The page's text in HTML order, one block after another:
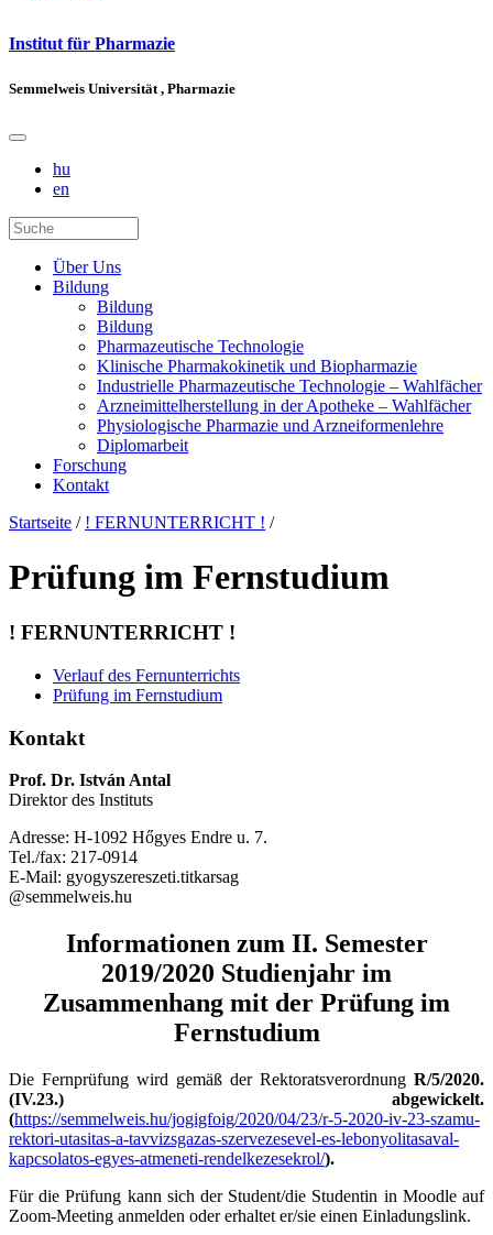
Institut für Pharmazie
Semmelweis Universität , Pharmazie
hu
en
Über Uns
Bildung
Bildung
Bildung
Pharmazeutische Technologie
Klinische Pharmakokinetik und Biopharmazie
Industrielle Pharmazeutische Technologie – Wahlfächer
Arzneimittelherstellung in der Apotheke – Wahlfächer
Physiologische Pharmazie und Arzneiformenlehre
Diplomarbeit
Forschung
Kontakt
Startseite / ! FERNUNTERRICHT ! /
Prüfung im Fernstudium
! FERNUNTERRICHT !
Verlauf des Fernunterrichts
Prüfung im Fernstudium
Kontakt
Prof. Dr. István Antal
Direktor des Instituts
Adresse: H-1092 Hőgyes Endre u. 7.
Tel./fax: 217-0914
E-Mail: gyogyszereszeti.titkarsag
@semmelweis.hu
Informationen zum II. Semester
2019/2020 Studienjahr im
Zusammenhang mit der Prüfung im
Fernstudium
Die Fernprüfung wird gemäß der Rektoratsverordnung R/5/2020.
(IV.23.) abgewickelt.
(https://semmelweis.hu/jogigfoig/2020/04/23/r-5-2020-iv-23-szamu-
rektori-utasitas-a-tavvizsgazas-szervezesevel-es-lebonyolitasaval-
kapcsolatos-egyes-atmeneti-rendelkezesekrol/).
Für die Prüfung kann sich der Student/die Studentin in Moodle auf
Zoom-Meeting anmelden oder erhaltet er/sie einen Einladungslink.